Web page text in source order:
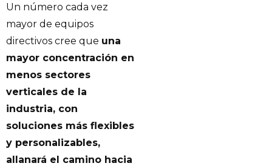
Un número cada vez
mayor de equipos
directivos cree que una
mayor concentración en
menos sectores
verticales de la
industria, con
soluciones más flexibles
y personalizables,
allanará el camino hacia